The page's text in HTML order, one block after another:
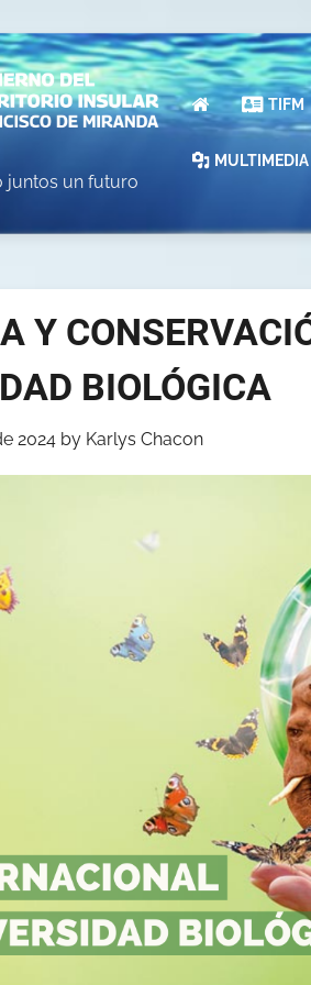
juntos un futuro
INICIO TIFM
MULTIMEDIA
Y
BIOLÓGICA
2024 by Karlys Chacon